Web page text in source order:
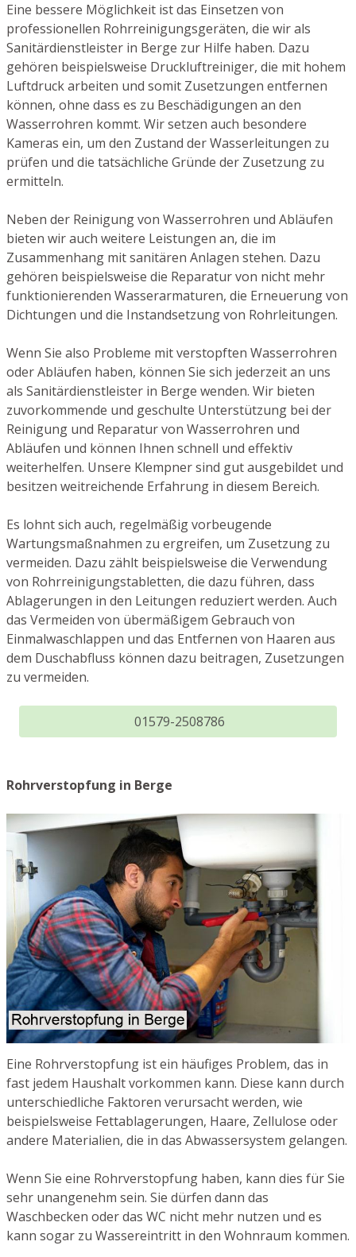
Eine bessere Möglichkeit ist das Einsetzen von
professionellen Rohrreinigungsgeräten, die wir als
Sanitärdienstleister in Berge zur Hilfe haben. Dazu
gehören beispielsweise Druckluftreiniger, die mit hohem
Luftdruck arbeiten und somit Zusetzungen entfernen
können, ohne dass es zu Beschädigungen an den
Wasserrohren kommt. Wir setzen auch besondere
Kameras ein, um den Zustand der Wasserleitungen zu
prüfen und die tatsächliche Gründe der Zusetzung zu
ermitteln.
Neben der Reinigung von Wasserrohren und Abläufen
bieten wir auch weitere Leistungen an, die im
Zusammenhang mit sanitären Anlagen stehen. Dazu
gehören beispielsweise die Reparatur von nicht mehr
funktionierenden Wasserarmaturen, die Erneuerung von
Dichtungen und die Instandsetzung von Rohrleitungen.
Wenn Sie also Probleme mit verstopften Wasserrohren
oder Abläufen haben, können Sie sich jederzeit an uns
als Sanitärdienstleister in Berge wenden. Wir bieten
zuvorkommende und geschulte Unterstützung bei der
Reinigung und Reparatur von Wasserrohren und
Abläufen und können Ihnen schnell und effektiv
weiterhelfen. Unsere Klempner sind gut ausgebildet und
besitzen weitreichende Erfahrung in diesem Bereich.
Es lohnt sich auch, regelmäßig vorbeugende
Wartungsmaßnahmen zu ergreifen, um Zusetzung zu
vermeiden. Dazu zählt beispielsweise die Verwendung
von Rohrreinigungstabletten, die dazu führen, dass
Ablagerungen in den Leitungen reduziert werden. Auch
das Vermeiden von übermäßigem Gebrauch von
Einmalwaschlappen und das Entfernen von Haaren aus
dem Duschabfluss können dazu beitragen, Zusetzungen
zu vermeiden.
01579-2508786
Rohrverstopfung in Berge
Eine Rohrverstopfung ist ein häufiges Problem, das in
fast jedem Haushalt vorkommen kann. Diese kann durch
unterschiedliche Faktoren verursacht werden, wie
beispielsweise Fettablagerungen, Haare, Zellulose oder
andere Materialien, die in das Abwassersystem gelangen.
Wenn Sie eine Rohrverstopfung haben, kann dies für Sie
sehr unangenehm sein. Sie dürfen dann das
Waschbecken oder das WC nicht mehr nutzen und es
kann sogar zu Wassereintritt in den Wohnraum kommen.